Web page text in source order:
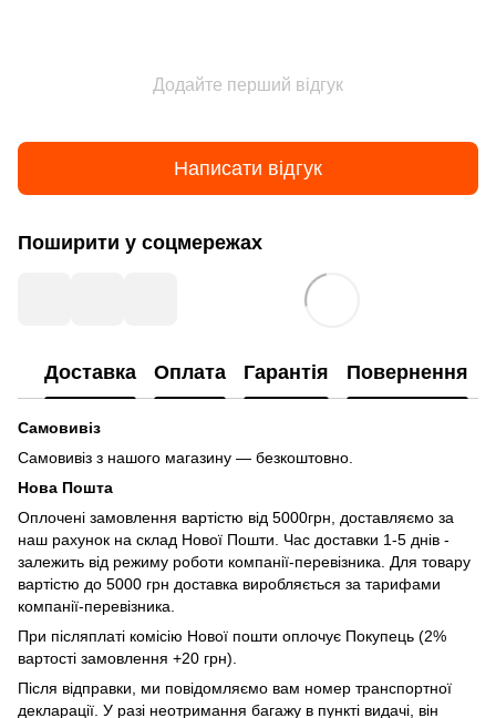
Додайте перший відгук
Написати відгук
Поширити у соцмережах
Доставка Оплата Гарантія Повернення
Самовивіз
Самовивіз з нашого магазину — безкоштовно.
Нова Пошта
Оплочені замовлення вартістю від 5000грн, доставляємо за
наш рахунок на склад Нової Пошти. Час доставки 1-5 днів -
залежить від режиму роботи компанії-перевізника. Для товару
вартістю до 5000 грн доставка виробляється за тарифами
компанії-перевізника.
При післяплаті комісію Нової пошти оплочує Покупець (2%
вартості замовлення +20 грн).
Після відправки, ми повідомляємо вам номер транспортної
декларації. У разі неотримання багажу в пункті видачі, він